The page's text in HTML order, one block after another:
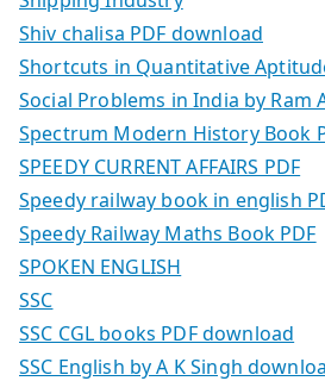
Shiv chalisa PDF download
Shortcuts in Quantitative
Social Problems in India by Ram
Spectrum Modern History Book
SPEEDY CURRENT AFFAIRS PDF
Speedy railway book in english
Speedy Railway Maths Book PDF
SPOKEN ENGLISH
SSC
SSC CGL books PDF download
SSC English by A K Singh